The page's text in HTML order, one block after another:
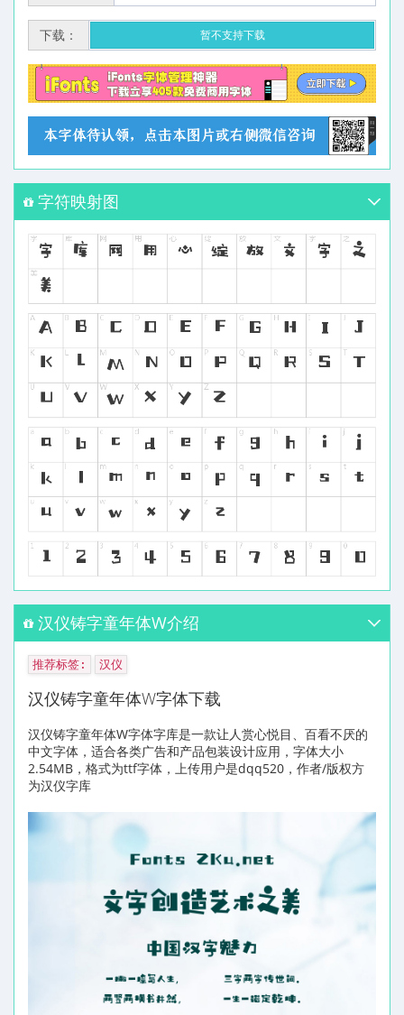
下载： 暂不支持下载
字符映射图
汉仪铸字童年体W介绍
推荐标签: 汉仪
汉仪铸字童年体W字体下载
汉仪铸字童年体W字体字库是一款让人赏心悦目、百看不厌的
中文字体，适合各类广告和产品包装设计应用，字体大小
2.54MB，格式为ttf字体，上传用户是dqq520，作者/版权方
为汉仪字库